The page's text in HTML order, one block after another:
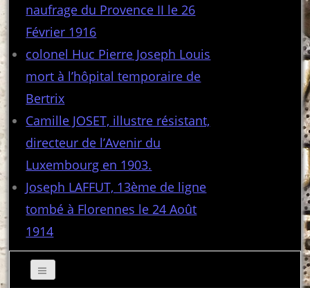
naufrage du Provence II le 26
Février 1916
colonel Huc Pierre Joseph Louis
mort à l’hôpital temporaire de
Bertrix
Camille JOSET, illustre résistant,
directeur de l’Avenir du
Luxembourg en 1903.
Joseph LAFFUT, 13ème de ligne
tombé à Florennes le 24 Août
1914